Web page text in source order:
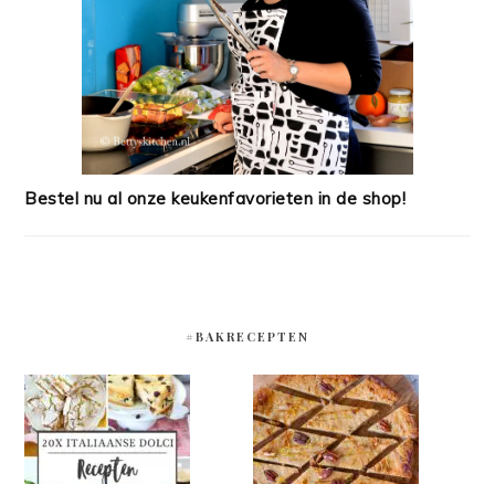
Bestel nu al onze keukenfavorieten in de shop!
#BAKRECEPTEN